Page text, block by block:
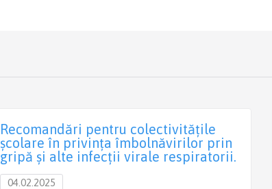
Recomandări pentru colectivitățile
școlare în privința îmbolnăvirilor prin
gripă și alte infecții virale respiratorii.
04.02.2025